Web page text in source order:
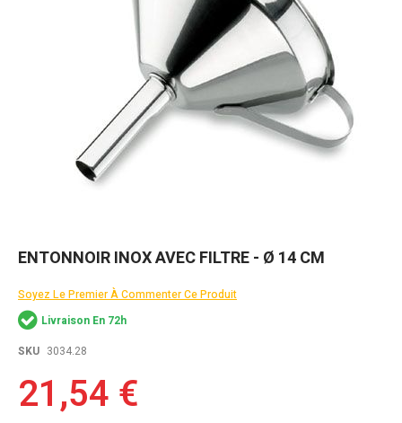
Skip
beginning
of
the
images
ENTONNOIR INOX AVEC FILTRE - Ø 14 CM
Soyez Le Premier À Commenter Ce Produit
Livraison En 72h
SKU 3034.28
21,54 €